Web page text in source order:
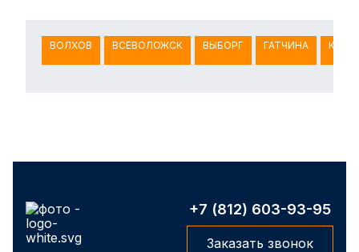
ВОЛХОВ ВСЕВОЛОЖСК ВЫБОРГ ГАТЧИНА
+7 (812) 603-93-95
Заказать звонок